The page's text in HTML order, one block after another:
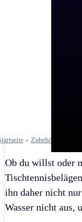
» Zubehör
Ob du willst oder
ihn daher nicht
Wasser nicht aus,